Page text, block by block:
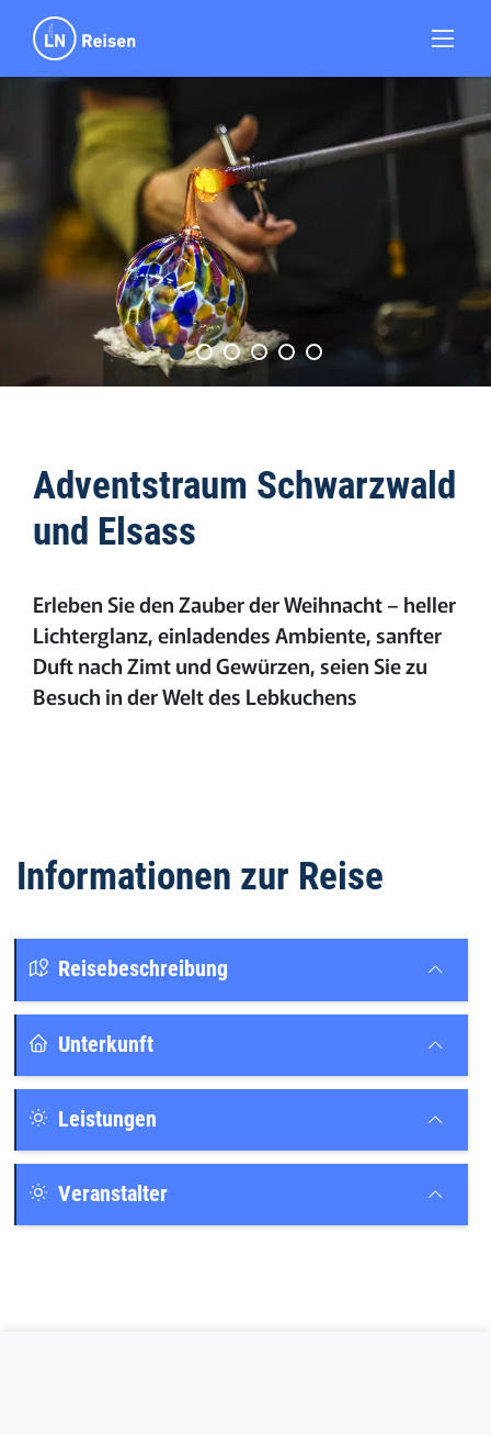
Adventstraum Schwarzwald
und Elsass
Erleben Sie den Zauber der Weihnacht – heller
Lichterglanz, einladendes Ambiente, sanfter
Duft nach Zimt und Gewürzen, seien Sie zu
Besuch in der Welt des Lebkuchens
Informationen zur Reise
Reisebeschreibung
Unterkunft
Leistungen
Veranstalter